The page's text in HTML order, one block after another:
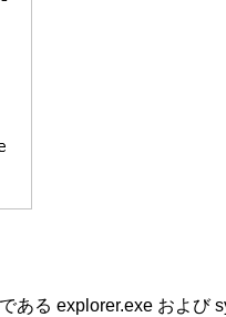
ある explorer.exe およ